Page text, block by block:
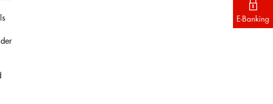
E-Banking